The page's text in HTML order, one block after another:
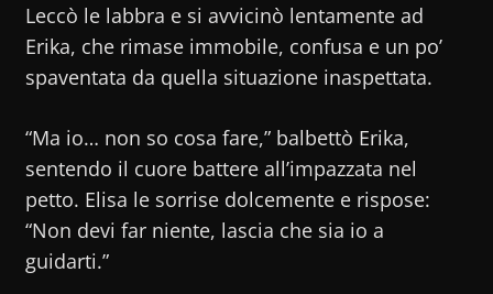
Leccò le labbra e si avvicinò lentamente ad
Erika, che rimase immobile, confusa e un po’
spaventata da quella situazione inaspettata.
“Ma io… non so cosa fare,” balbettò Erika,
sentendo il cuore battere all’impazzata nel
petto. Elisa le sorrise dolcemente e rispose:
“Non devi far niente, lascia che sia io a
guidarti.”